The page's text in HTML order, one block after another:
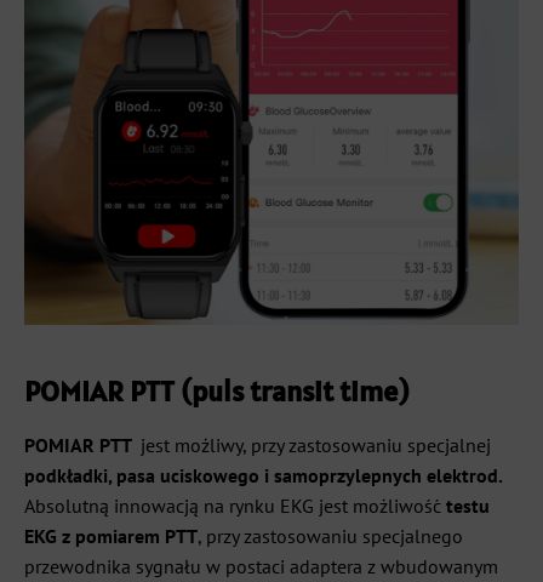
POMIAR PTT (puls transit time)
POMIAR PTT jest możliwy, przy zastosowaniu specjalnej
podkładki, pasa uciskowego i samoprzylepnych elektrod.
Absolutną innowacją na rynku EKG jest możliwość testu
EKG z pomiarem PTT, przy zastosowaniu specjalnego
przewodnika sygnału w postaci adaptera z wbudowanym